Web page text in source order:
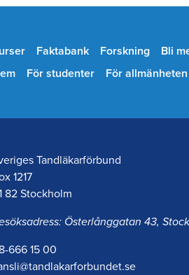
Faktabank Forskning Bli
För studenter För allmänheten
Tandläkarförbund
1217
82 Stockholm
Österlånggatan 43,
666 15 00